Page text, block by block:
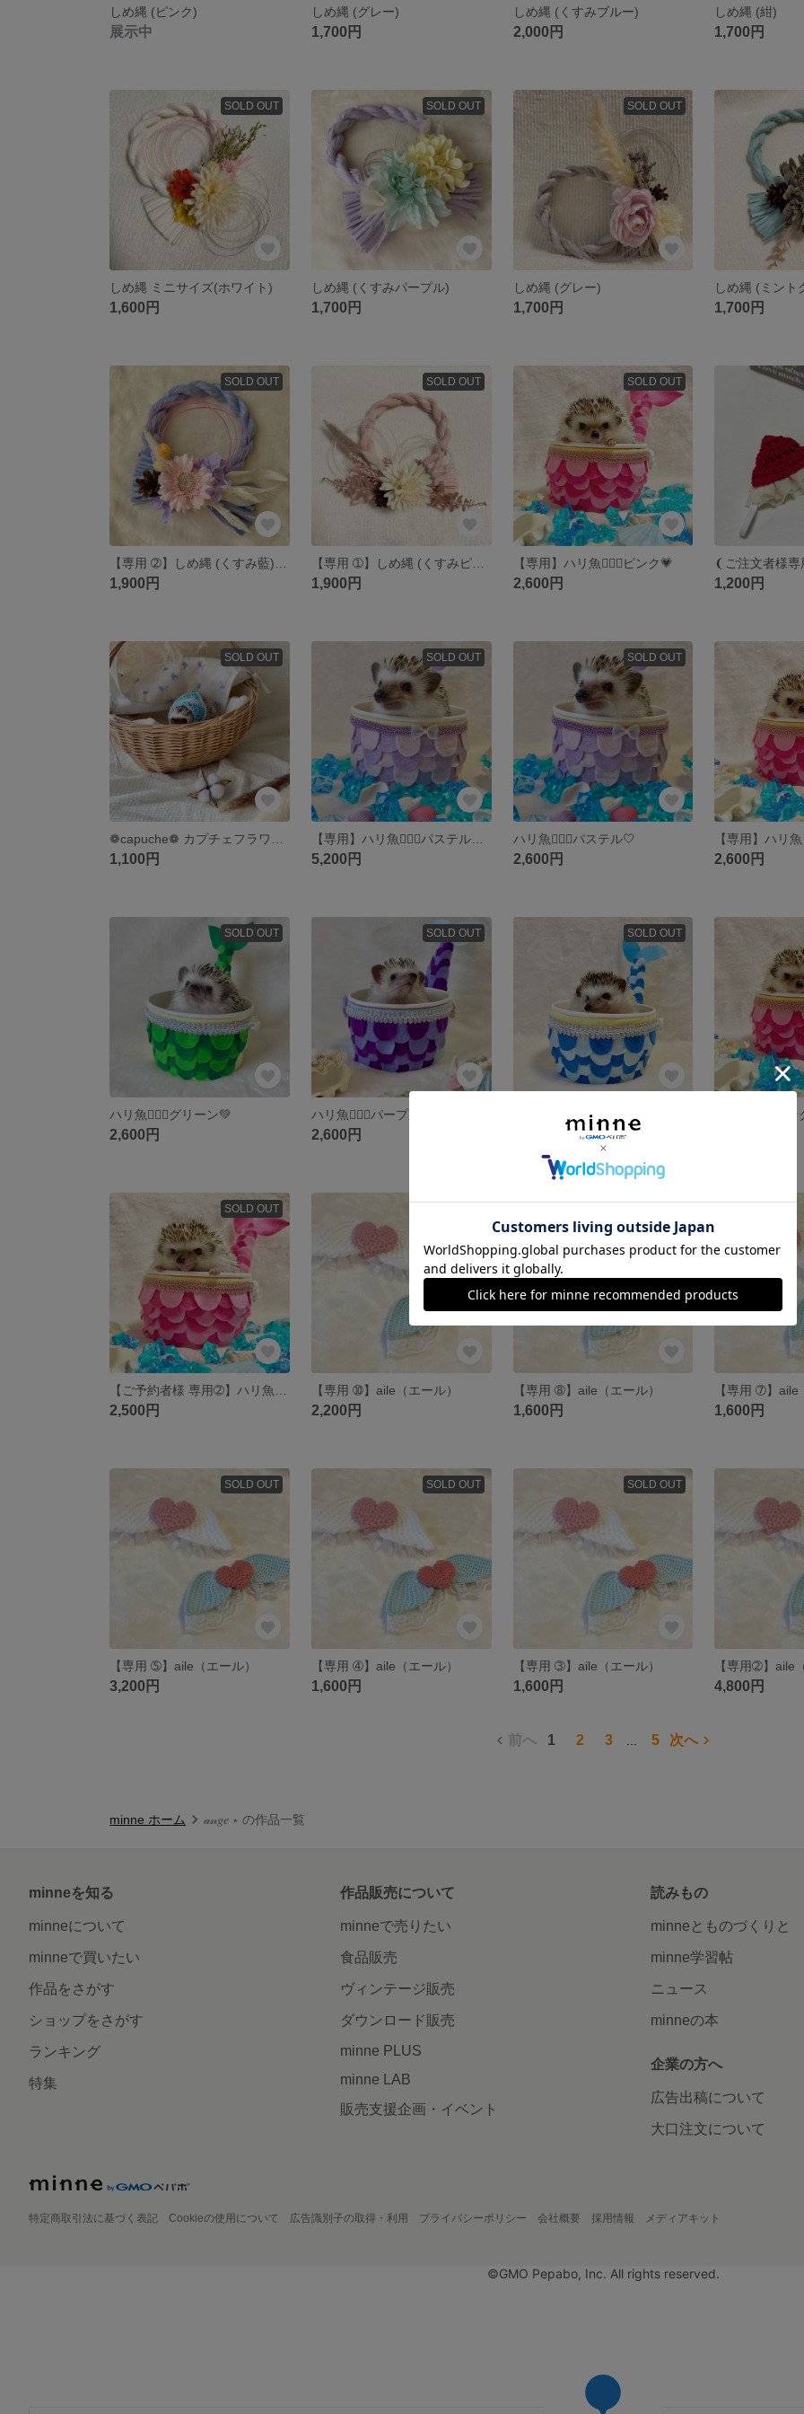
しめ縄 (ピンク)
展示中
しめ縄 (グレー)
1,700円
しめ縄 (くすみブルー)
2,000円
しめ縄 (紺)
1,700円
SOLD OUT
しめ縄 ミニサイズ(ホワイト)
1,600円
SOLD OUT
しめ縄 (くすみパープル)
1,700円
SOLD OUT
しめ縄 (グレー)
1,700円
しめ縄 (ミント
1,700円
SOLD OUT
1,900円
SOLD OUT
【専用 ➀】しめ縄 (くすみピンク) ✮早割価格✮
1,900円
SOLD OUT
【専用】ハリ魚🧜🏻‍♀️ピンク💗
2,600円 1,200円
SOLD OUT
1,100円
SOLD OUT
【専用】ハリ魚🧜🏻‍♀️パステル🤍パープル×ピンク、グリーン×ブルー
5,200円
SOLD OUT
ハリ魚🧜🏻‍♀️パステル🤍
2,600円 2,600円
SOLD OUT
ハリ魚🧜🏻‍♀️グリーン💚
2,600円
SOLD OUT
ハリ魚🧜🏻‍♀️パープル💜
2,600円
SOLD OUT
ハリ魚🧜🏻‍♀️ブルー💙 ハリ魚🧜🏻‍♀️ピ
SOLD OUT
2,500円
【専用 ➉】aile（エール）
2,200円
【専用 ➇】aile（エール）
1,600円
【専用 ➆】aile
1,600円
SOLD OUT
【専用 ➄】aile（エール）
3,200円
SOLD OUT
【専用 ➃】aile（エール）
1,600円
SOLD OUT
【専用 ➂】aile（エール）
1,600円
【専用➁】aile
4,800円
前へ 1 2 3 5 次へ
minne ホーム 𝒶𝓃𝑔𝑒 ⋆ の作品一覧
minneを知る
minneについて
minneで買いたい
作品をさがす
ショップをさがす
ランキング
特集
作品販売について
minneで売りたい
食品販売
ヴィンテージ販売
ダウンロード販売
minne PLUS
minne LAB
販売支援企画・イベント
読みもの
minneとものづくりと
minne学習帖
ニュース
minneの本
企業の方へ
広告出稿について
大口注文について
特定商取引法に基づく表記 Cookieの使用について 広告識別子の取得・利用 プライバシーポリシー 会社概要 採用情報 メディアキット
©GMO Pepabo, Inc. All rights reserved.